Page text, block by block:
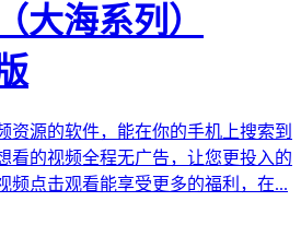
大海系列）
资源的软件，能在你的手机上搜索到
看的视频全程无广告，让您更投入的
频点击观看能享受更多的福利，在...